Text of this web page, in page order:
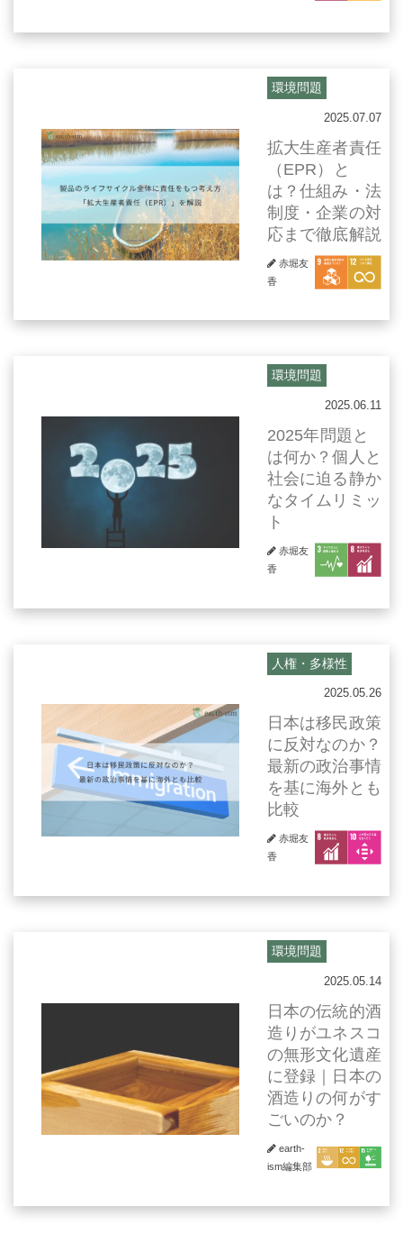
環境問題
2025.07.07
拡大生産者責任
（EPR）と
は？仕組み・法
制度・企業の対
応まで徹底解説
赤堀友
香
環境問題
2025.06.11
2025年問題と
は何か？個人と
社会に迫る静か
なタイムリミッ
ト
赤堀友
香
人権・多様性
2025.05.26
日本は移民政策
に反対なのか？
最新の政治事情
を基に海外とも
比較
赤堀友
香
環境問題
2025.05.14
日本の伝統的酒
造りがユネスコ
の無形文化遺産
に登録｜日本の
酒造りの何がす
ごいのか？
earth-
ism編集部